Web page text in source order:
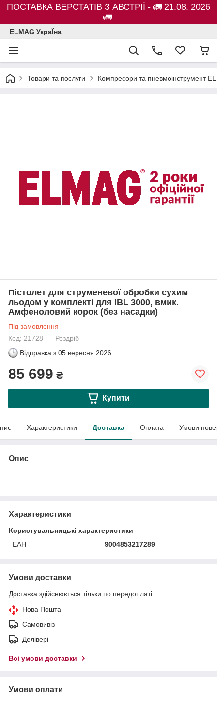
ПОСТАВКА ВЕРСТАТІВ З АВСТРІЇ - 🚛 21.08. 2026
🚛
ELMAG УкраЇна
Товари та послуги Компресори та пневмоінструмент
Пістолет для струменевої обробки сухим
льодом у комплекті для IBL 3000, вмик.
Амфеноловий корок (без насадки)
Під замовлення
Код: 21728
Роздріб
Відправка з 05 вересня 2026
85 699 ₴
Купити
Характеристики Доставка Оплата Умови
Опис
Характеристики
Користувальницькі характеристики
ЕАН
9004853217289
Умови доставки
Доставка здійснюється тільки по передоплаті.
Нова Пошта
Самовивіз
Делівері
Всі умови доставки
Умови оплати